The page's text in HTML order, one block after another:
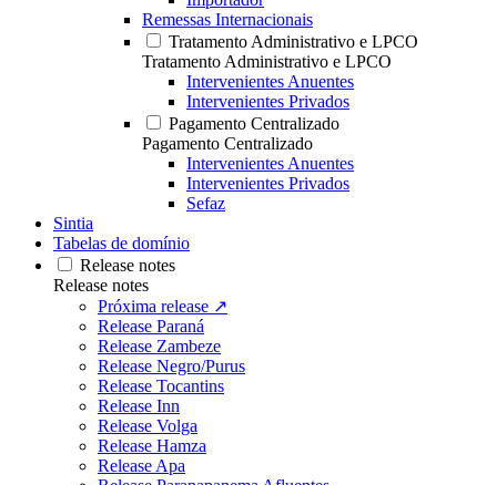
Remessas Internacionais
Tratamento Administrativo e LPCO
Tratamento Administrativo e LPCO
Intervenientes Anuentes
Intervenientes Privados
Pagamento Centralizado
Pagamento Centralizado
Intervenientes Anuentes
Intervenientes Privados
Sefaz
Sintia
Tabelas de domínio
Release notes
Release notes
Próxima release ↗
Release Paraná
Release Zambeze
Release Negro/Purus
Release Tocantins
Release Inn
Release Volga
Release Hamza
Release Apa